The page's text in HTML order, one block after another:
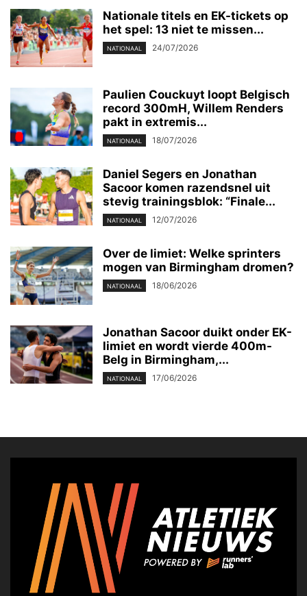
Nationale titels en EK-tickets op
het spel: 13 niet te missen...
NATIONAAL 24/07/2026
Paulien Couckuyt loopt Belgisch
record 300mH, Willem Renders
pakt in extremis...
NATIONAAL 18/07/2026
Daniel Segers en Jonathan
Sacoor komen razendsnel uit
stevig trainingsblok: “Finale...
NATIONAAL 12/07/2026
Over de limiet: Welke sprinters
mogen van Birmingham dromen?
NATIONAAL 18/06/2026
Jonathan Sacoor duikt onder EK-
limiet en wordt vierde 400m-
Belg in Birmingham,...
NATIONAAL 17/06/2026